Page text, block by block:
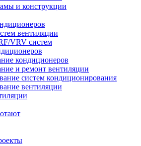
и конструкции
вентиляции
VRV систем
кондиционеров
и ремонт вентиляции
систем кондиционирования
вентиляции